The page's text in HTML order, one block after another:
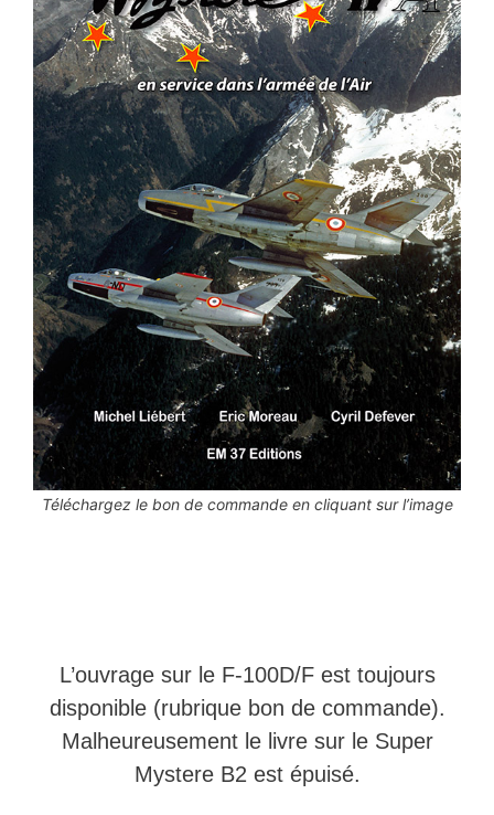
Téléchargez le bon de commande en cliquant sur l’image
L’ouvrage sur le F-100D/F est toujours
disponible (rubrique bon de commande).
Malheureusement le livre sur le Super
Mystere B2 est épuisé.